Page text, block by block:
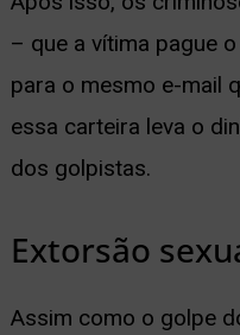
– que a vítima pague
para o mesmo e-mail
essa carteira leva o
dos golpistas.
Extorsão
Assim como o golpe